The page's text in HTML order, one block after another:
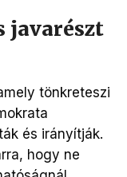
javarészt
tönkreteszi
és irányítják.
hogy ne